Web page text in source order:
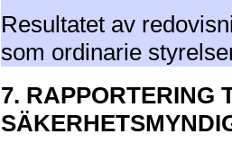
Resultatet av
som ordinarie
7. RAPPORTERING